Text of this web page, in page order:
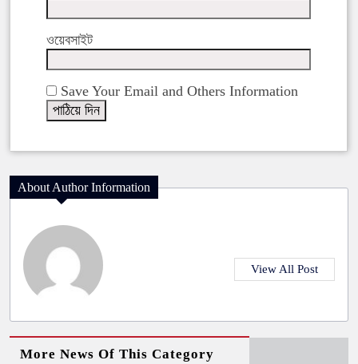
ওয়েবসাইট
Save Your Email and Others Information
About Author Information
View All Post
More News Of This Category